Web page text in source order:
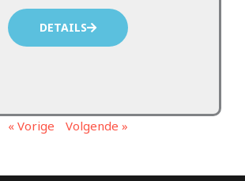
DETAILS
« Vorige Volgende »